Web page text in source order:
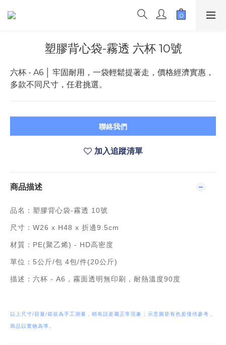
塑膠背心袋-霧透 六杯 10號
六杯 - A6 │ 牢固耐用，一袋輕鬆提著走，價格經濟實惠，
多款不同尺寸，任君挑選。
聯絡我們
加入追蹤清單
商品描述
品名：塑膠背心袋-霧透 10號
尺寸：W26 x H48 x 折邊9.5cm
材質：PE(聚乙烯) - HD高密度
單位：5公斤/包 4包/件(20公斤)
描述：六杯 - A6，霧面透明無印刷，耐熱溫度90度
以上尺寸/容量/箱規為手工測量，稍有誤差屬正常現象 ; 示意圖皆有色差僅供參考，
商品以實物為準。